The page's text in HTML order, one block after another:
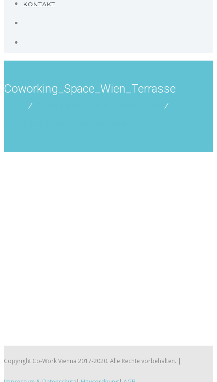
KONTAKT
Coworking_Space_Wien_Terrasse
/
/
Copyright Co-Work Vienna 2017-2020. Alle Rechte vorbehalten. |